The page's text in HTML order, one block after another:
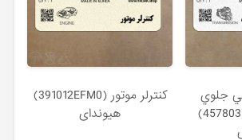
جلوي
گيربكس (457803B800)
كنترلر موتور (391012EFM0)
هیوندای